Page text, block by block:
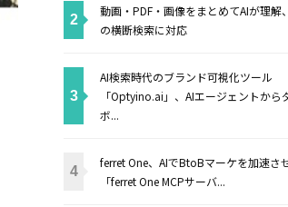
動画・PDF・画像をまとめてAIが理解
の横断検索に対応
AI検索時代のブランド可視化ツール
「Optyino.ai」、AIエージェントから
ボ...
ferret One、AIでBtoBマーケを加速さ
「ferret One MCPサーバ...